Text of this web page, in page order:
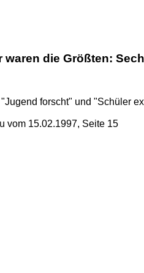
die Größten:
forscht" und "Schüler
vom 15.02.1997, Seite 15